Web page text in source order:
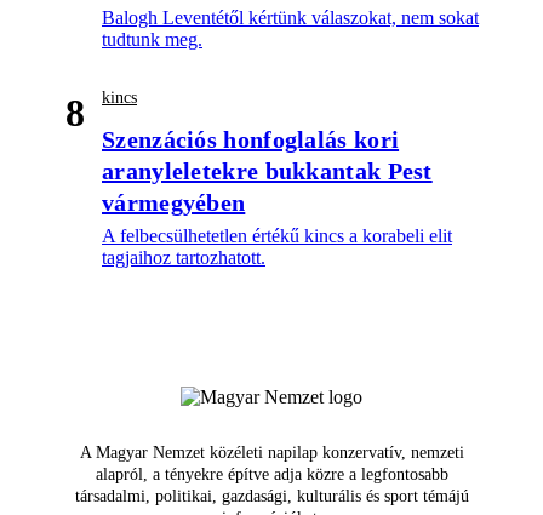
Balogh Leventétől kértünk válaszokat, nem sokat
tudtunk meg.
8 kincs
Szenzációs honfoglalás kori
aranyleletekre bukkantak Pest
vármegyében
A felbecsülhetetlen értékű kincs a korabeli elit
tagjaihoz tartozhatott.
A Magyar Nemzet közéleti napilap konzervatív, nemzeti
alapról, a tényekre építve adja közre a legfontosabb
társadalmi, politikai, gazdasági, kulturális és sport témájú